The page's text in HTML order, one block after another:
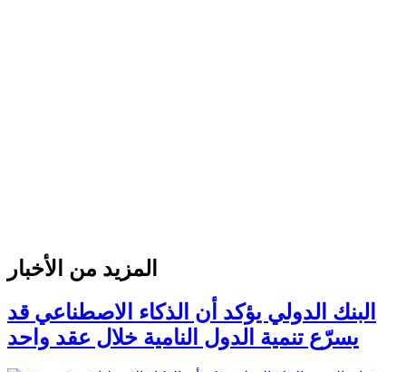
المزيد من الأخبار
البنك الدولي يؤكد أن الذكاء الاصطناعي قد
يسرّع تنمية الدول النامية خلال عقد واحد